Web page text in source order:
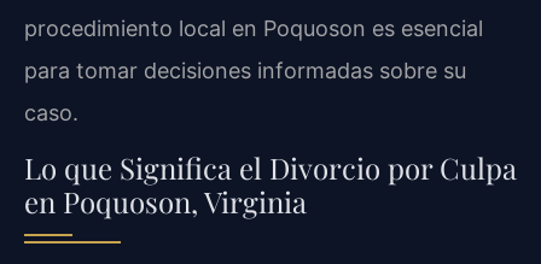
procedimiento local en Poquoson es esencial
para tomar decisiones informadas sobre su
caso.
Lo que Significa el Divorcio por Culpa
en Poquoson, Virginia